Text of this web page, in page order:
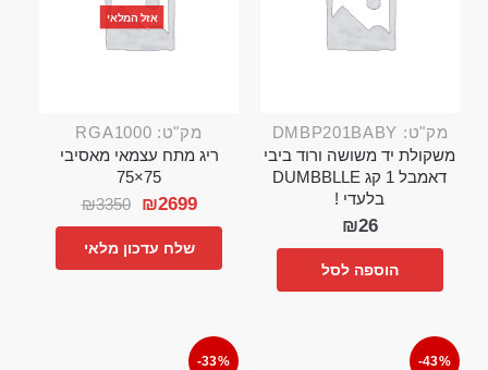
מק"ט: DMBP201BABY
משקולת יד משושה ורוד ביבי
דאמבל 1 קג DUMBBLLE
בלעדי !
₪26
הוספה לסל
אזל המלאי
מק"ט: RGA1000
ריג מתח עצמאי מאסיבי
75×75
₪3350 ₪2699
שלח עדכון מלאי
-43%
-33%